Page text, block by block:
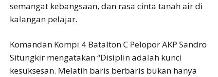
semangat kebangsaan, dan rasa cinta tanah air di
kalangan pelajar.
Komandan Kompi 4 Batalton C Pelopor AKP Sandro
Situngkir mengatakan “Disiplin adalah kunci
kesuksesan. Melatih baris berbaris bukan hanya